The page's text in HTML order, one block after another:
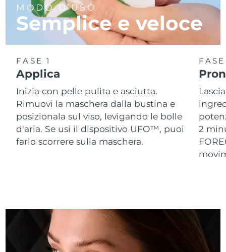
MODO D’USO
Semplice e veloce
FASE 1
Applica
Inizia con pelle pulita e asciutta.
Rimuovi la maschera dalla bustina e
posizionala sul viso, levigando le bolle
d'aria. Se usi il dispositivo UFO™, puoi
farlo scorrere sulla maschera.
2
Slovacchia Consegna stimata10/8/26
Slovenia Consegna stimata10/8/26
Sudafrica 18/8/26
Corea del Sud Consegna stimata 12/8/26
Spagna Consegna stimata 10/8/26
Svezia Consegna stimata 10/8/26
Thailandia Consegna stimata14/8/26
Consegna stimata 11/8/26